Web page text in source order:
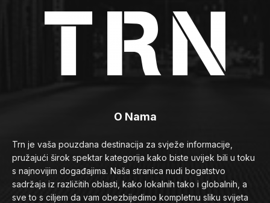
O Nama
Trn je vaša pouzdana destinacija za svježe informacije,
pružajući širok spektar kategorija kako biste uvijek bili u toku
s najnovijim događajima. Naša stranica nudi bogatstvo
sadržaja iz različitih oblasti, kako lokalnih tako i globalnih, a
sve to s ciljem da vam obezbijedimo kompletnu sliku svijeta